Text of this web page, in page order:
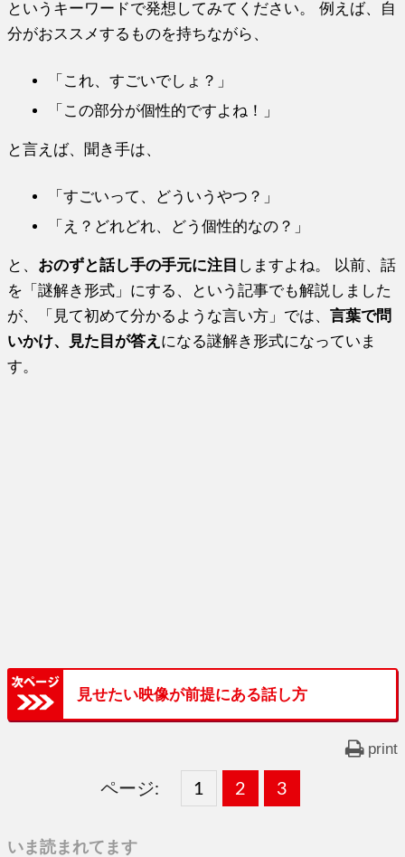
というキーワードで発想してみてください。 例えば、自
分がおススメするものを持ちながら、
「これ、すごいでしょ？」
「この部分が個性的ですよね！」
と言えば、聞き手は、
「すごいって、どういうやつ？」
「え？どれどれ、どう個性的なの？」
と、 おのずと話し手の手元に注目 しますよね。 以前、話
を「謎解き形式」にする、という記事でも解説しました
が、「見て初めて分かるような言い方」では、言葉で問
いかけ、見た目が答え になる謎解き形式になっていま
す。
見せたい映像が前提にある話し方
print
ページ:
固
1 ,
固
2 ,
固
3
いま読まれてます